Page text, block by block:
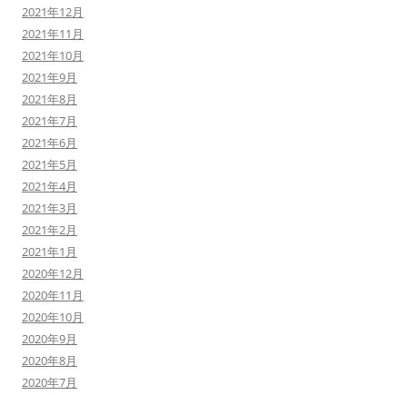
2021年12月
2021年11月
2021年10月
2021年9月
2021年8月
2021年7月
2021年6月
2021年5月
2021年4月
2021年3月
2021年2月
2021年1月
2020年12月
2020年11月
2020年10月
2020年9月
2020年8月
2020年7月